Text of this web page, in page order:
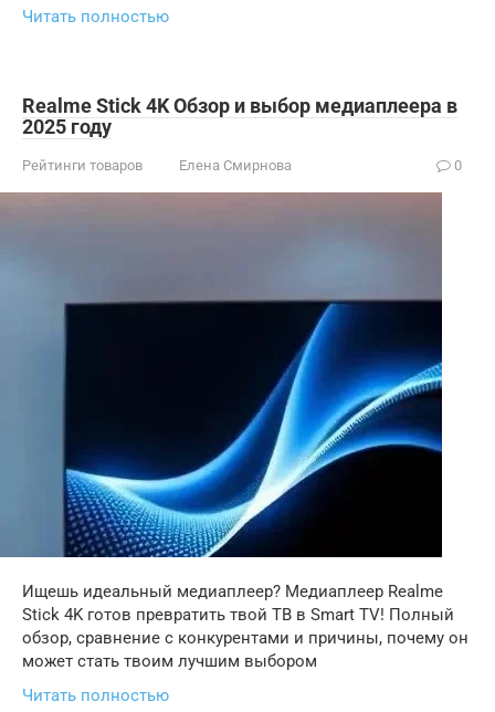
Читать полностью
Realme Stick 4K Обзор и выбор медиаплеера в
2025 году
Рейтинги товаров Елена Смирнова 0
Ищешь идеальный медиаплеер? Медиаплеер Realme
Stick 4K готов превратить твой ТВ в Smart TV! Полный
обзор, сравнение с конкурентами и причины, почему он
может стать твоим лучшим выбором
Читать полностью